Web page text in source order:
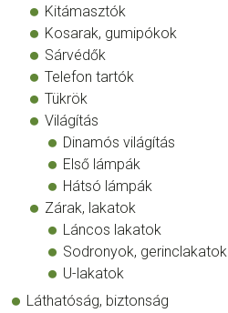
Kitámasztók
Kosarak, gumipókok
Sárvédők
Telefon tartók
Tükrök
Világítás
Dinamós világítás
Első lámpák
Hátsó lámpák
Zárak, lakatok
Láncos lakatok
Sodronyok, gerinclakatok
U-lakatok
Láthatóság, biztonság